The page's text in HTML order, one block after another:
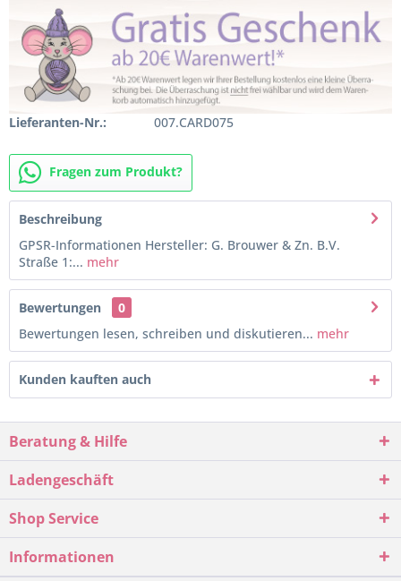
Lieferanten-Nr.: 007.CARD075
Fragen zum Produkt?
Beschreibung
GPSR-Informationen Hersteller: G. Brouwer & Zn. B.V.
Straße 1:... mehr
Bewertungen
0
Bewertungen lesen, schreiben und diskutieren... mehr
Kunden kauften auch
Beratung & Hilfe
Ladengeschäft
Shop Service
Informationen